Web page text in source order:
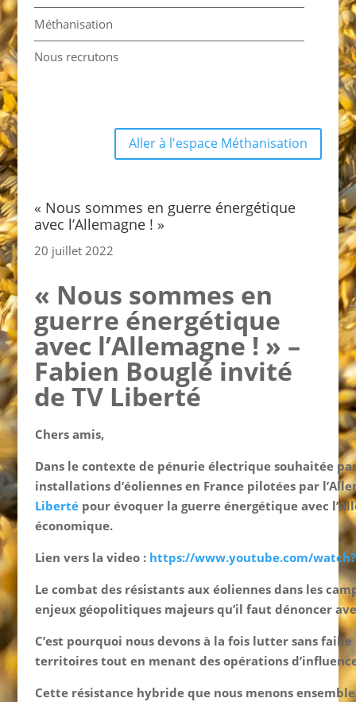
Méthanisation
Nous recrutons
Aller à l'espace Méthanisation
« Nous sommes en guerre énergétique
avec l’Allemagne ! »
20 juillet 2022
« Nous sommes en
guerre énergétique
avec l’Allemagne ! » –
Fabien Bouglé invité
de TV Liberté
Chers amis,
Dans le contexte de pénurie électrique souhaitée
installations d’éoliennes en France pilotées par
Libertépour évoquer la guerre énergétique avec
économique.
Lien vers la video : https://www.youtube.com/
Le combat des résistants aux éoliennes dans les
enjeux géopolitiques majeurs qu’il faut dénoncer
C’est pourquoi nous devons à la fois lutter sans
territoires tout en menant des opérations
Cette résistance hybride que nous menons